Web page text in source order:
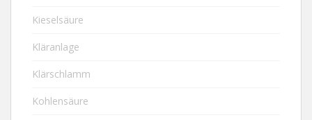
Kieselsäure
Kläranlage
Klärschlamm
Kohlensäure